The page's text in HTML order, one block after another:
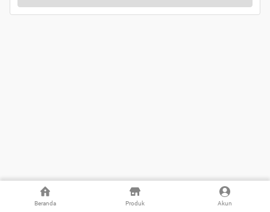
Beranda Produk Akun